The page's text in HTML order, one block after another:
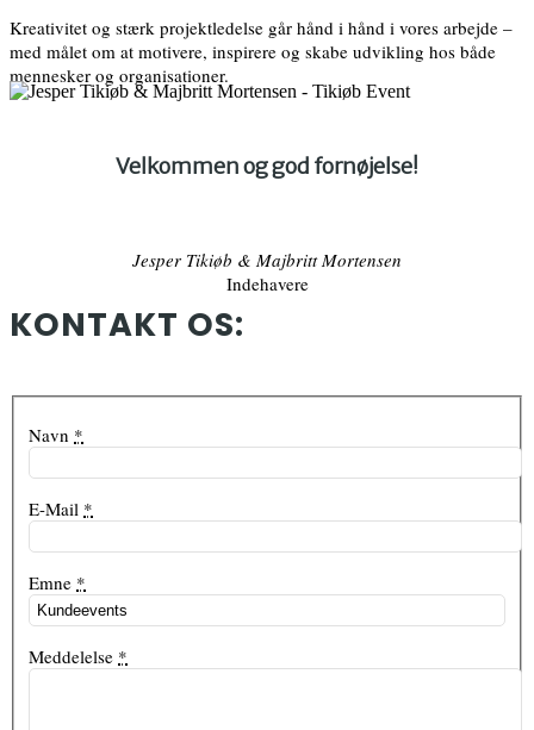
Kreativitet og stærk projektledelse går hånd i hånd i vores arbejde –
med målet om at motivere, inspirere og skabe udvikling hos både
mennesker og organisationer.
Velkommen og god fornøjelse!
Jesper Tikiøb & Majbritt Mortensen
Indehavere
KONTAKT OS:
Navn *
E-Mail *
Emne *
Meddelelse *